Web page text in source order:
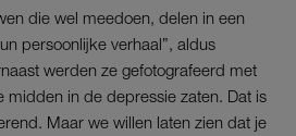
die wel meedoen, delen in een
persoonlijke verhaal”, aldus
werden ze gefotografeerd met
midden in de depressie zaten. Dat is
Maar we willen laten zien dat je